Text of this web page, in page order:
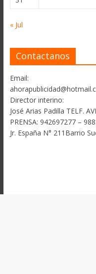
« Jul
Contactanos
Email:
Director interino:
José Arias Padilla TELF.
PRENSA: 942697277 –
Jr. España N° 211Barrio